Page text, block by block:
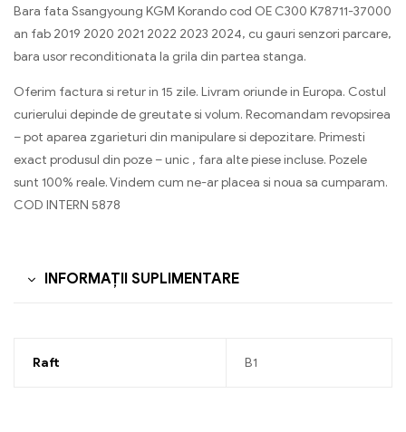
Bara fata Ssangyoung KGM Korando cod OE C300 K78711-37000
an fab 2019 2020 2021 2022 2023 2024, cu gauri senzori parcare,
bara usor reconditionata la grila din partea stanga.
Oferim factura si retur in 15 zile. Livram oriunde in Europa. Costul
curierului depinde de greutate si volum. Recomandam revopsirea
– pot aparea zgarieturi din manipulare si depozitare. Primesti
exact produsul din poze – unic , fara alte piese incluse. Pozele
sunt 100% reale. Vindem cum ne-ar placea si noua sa cumparam.
COD INTERN 5878
INFORMAȚII SUPLIMENTARE
Raft B1